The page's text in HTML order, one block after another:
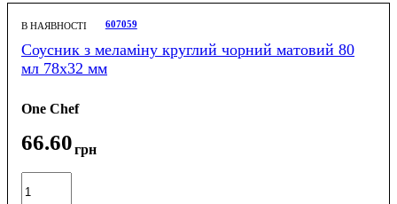
В НАЯВНОСТІ 607059
Соусник з меламіну круглий чорний матовий 80
мл 78х32 мм
One Chef
66.60грн